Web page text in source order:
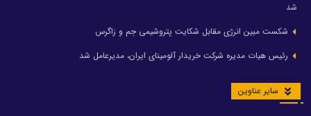
شد
شکست مبین انرژی مقابل شکایت پتروشیمی جم و زاگرس
رئیس هیات مدیره شرکت خریدار آلومینای ایران، مدیرعامل شد
سایر عناوین